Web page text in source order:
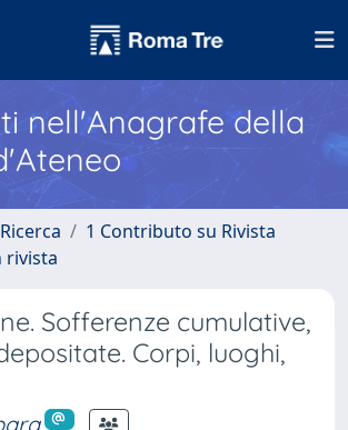
nell'Anagrafe della
1 Contributo su Rivista
rivista
Sofferenze cumulative,
Corpi, luoghi,